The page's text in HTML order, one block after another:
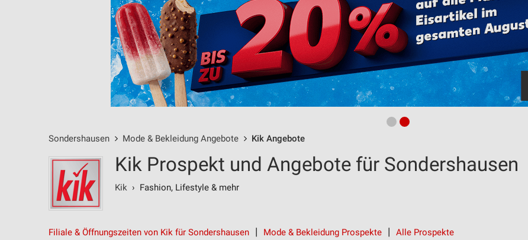
Sondershausen Mode & Bekleidung Angebote Kik Angebote
Kik Prospekt und Angebote für Sondershausen
Kik › Fashion, Lifestyle & mehr‎
Filiale & Öffnungszeiten von Kik für Sondershausen Mode & Bekleidung Prospekte Alle Prospekte